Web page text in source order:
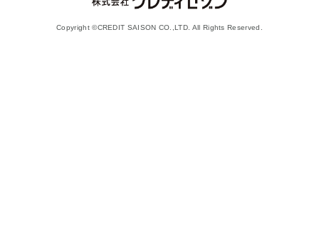
Copyright ©CREDIT SAISON CO.,LTD. All Rights Reserved.